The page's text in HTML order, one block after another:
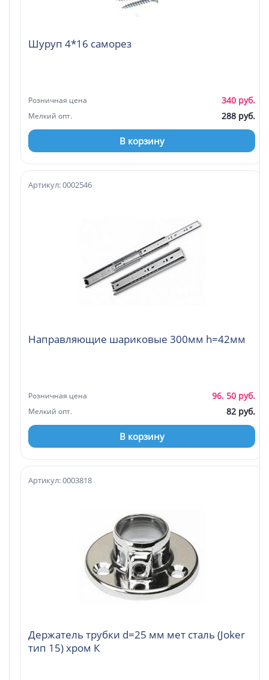
Шуруп 4*16 саморез
Розничная цена 340 руб.
Мелкий опт. 288 руб.
В корзину
Направляющие шариковые 300мм h=42мм
Артикул: 0002546
Розничная цена 96. 50 руб.
Мелкий опт. 82 руб.
В корзину
Держатель трубки d=25 мм мет сталь (Joker
тип 15) хром К
Артикул: 0003818